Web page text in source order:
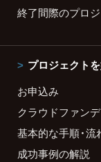
終了間際のプロ
プロジェクト
お申込み
クラウドファン
基本的な手順・流
成功事例の解説